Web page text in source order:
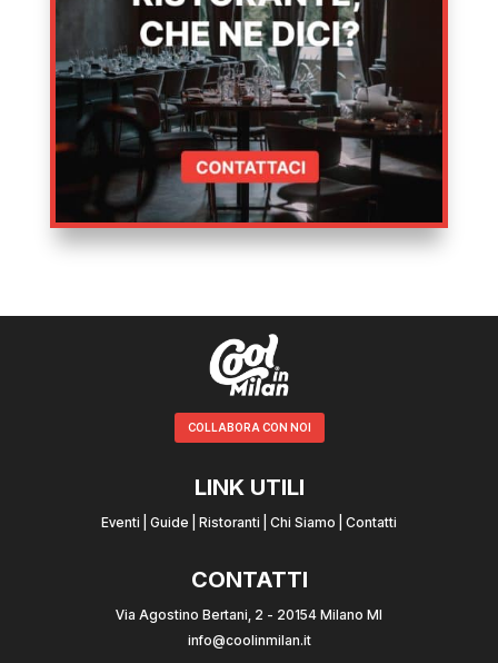
COLLABORA CON NOI
LINK UTILI
Eventi Guide Ristoranti Chi Siamo Contatti
CONTATTI
Via Agostino Bertani, 2 - 20154 Milano MI
info@coolinmilan.it